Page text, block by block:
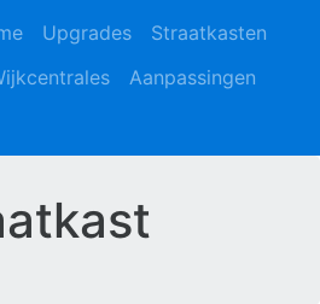
Upgrades
Straatkasten
Aanpassingen